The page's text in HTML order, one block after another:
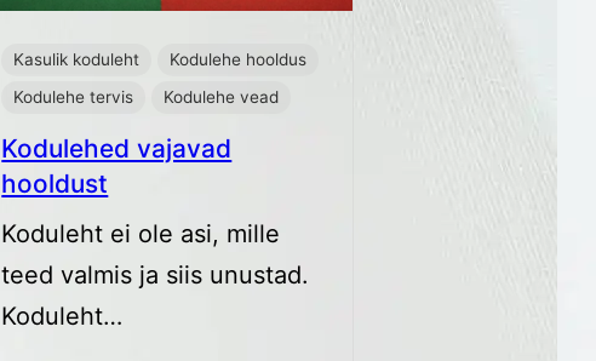
Kasulik koduleht
Kodulehe hooldus
Kodulehe tervis
Kodulehe vead
Kodulehed vajavad
hooldust
Koduleht ei ole asi, mille
teed valmis ja siis unustad.
Koduleht…